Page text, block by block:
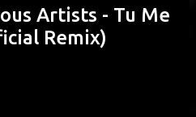
Artists - Tu Me
Remix)